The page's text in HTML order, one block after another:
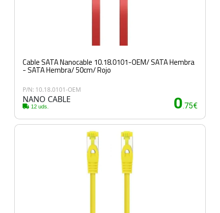
Cable SATA Nanocable 10.18.0101-OEM/ SATA Hembra
- SATA Hembra/ 50cm/ Rojo
P/N: 10.18.0101-OEM
NANO CABLE
12 uds. 0.75€